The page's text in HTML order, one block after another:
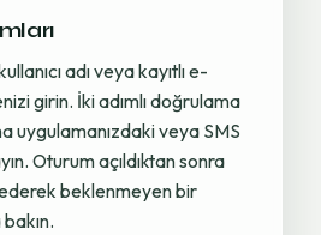
adı veya kayıtlı e-
girin. İki adımlı doğrulama
uygulamanızdaki veya SMS
Oturum açıldıktan sonra
beklenmeyen bir